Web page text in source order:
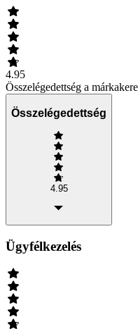
4.95
Összelégedettség a
Összelégedettség
4.95
Ügyfélkezelés